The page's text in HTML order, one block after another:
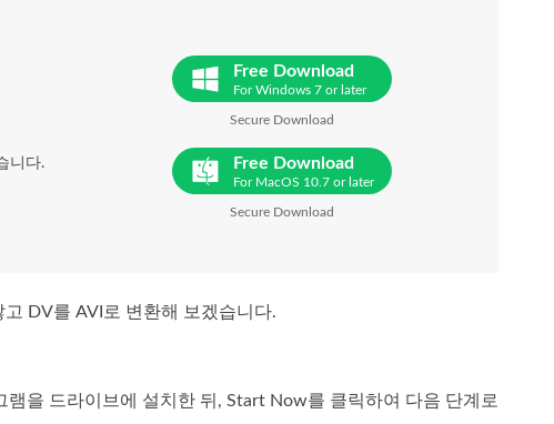
니다.
Free Download
For Windows 7 or later
Secure Download
Free Download
For MacOS 10.7 or later
Secure Download
DV를 AVI로 변환해 보겠습니다.
을 드라이브에 설치한 뒤, Start Now를 클릭하여 다음 단계로